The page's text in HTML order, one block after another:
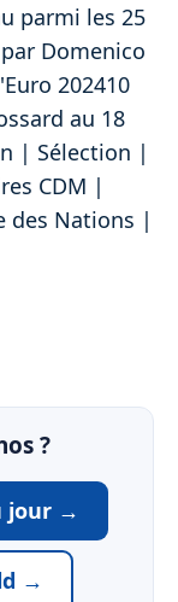
parmi les 25
Domenico
202410
au 18
| Sélection |
CDM |
des Nations |
?
jour →
→